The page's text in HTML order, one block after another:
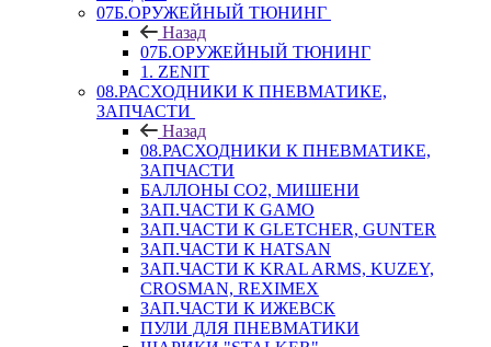
07Б.ОРУЖЕЙНЫЙ ТЮНИНГ
Назад
07Б.ОРУЖЕЙНЫЙ ТЮНИНГ
1. ZENIT
08.РАСХОДНИКИ К ПНЕВМАТИКЕ,
ЗАПЧАСТИ
Назад
08.РАСХОДНИКИ К ПНЕВМАТИКЕ,
ЗАПЧАСТИ
БАЛЛОНЫ CO2, МИШЕНИ
ЗАП.ЧАСТИ К GAMO
ЗАП.ЧАСТИ К GLETCHER, GUNTER
ЗАП.ЧАСТИ К HATSAN
ЗАП.ЧАСТИ К KRAL ARMS, KUZEY,
CROSMAN, REXIMEX
ЗАП.ЧАСТИ К ИЖЕВСК
ПУЛИ ДЛЯ ПНЕВМАТИКИ